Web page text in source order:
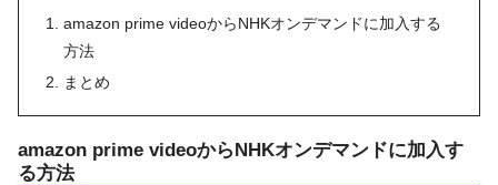
amazon prime videoからNHKオンデマンドに加入する
方法
まとめ
amazon prime videoからNHKオンデマンドに加入す
る方法